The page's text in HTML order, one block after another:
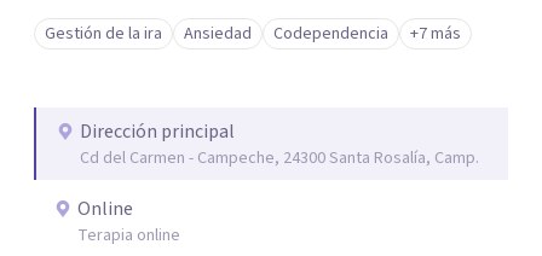
breve, familiar e infantil, así como con respaldo
profesional y experiencia clínica de más de 26 años y
auténtica y comunicación clara y directa para darte
seguridad emocional y una dirección firme de tu proceso
de cambio.
Gestión de la ira Ansiedad Codependencia +7 más
Dirección principal
Cd del Carmen - Campeche, 24300 Santa Rosalía, Camp.
Online
Terapia online